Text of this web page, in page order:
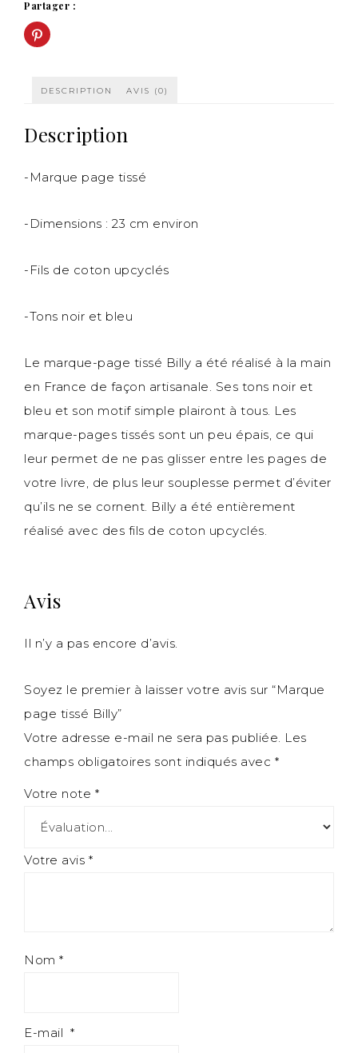
Partager :
Cliquez
pour
une
DESCRIPTION AVIS (0)
Description
-Marque page tissé
-Dimensions : 23 cm environ
-Fils de coton upcyclés
-Tons noir et bleu
Le marque-page tissé Billy a été réalisé à la main
en France de façon artisanale. Ses tons noir et
bleu et son motif simple plairont à tous. Les
marque-pages tissés sont un peu épais, ce qui
leur permet de ne pas glisser entre les pages de
votre livre, de plus leur souplesse permet d’éviter
qu’ils ne se cornent. Billy a été entièrement
réalisé avec des fils de coton upcyclés.
Avis
Il n’y a pas encore d’avis.
Soyez le premier à laisser votre avis sur “Marque
page tissé Billy”
Votre adresse e-mail ne sera pas publiée. Les
champs obligatoires sont indiqués avec *
Votre note *
Votre avis *
Nom *
E-mail *